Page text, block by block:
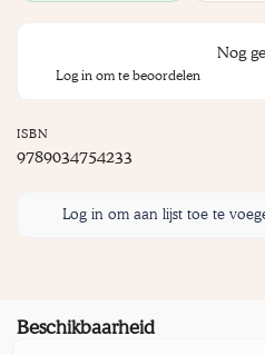
Nog
Log in om te beoordelen
ISBN
9789034754233
Log in om aan lijst toe te
Beschikbaarheid